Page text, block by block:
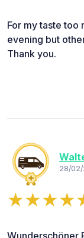
For my taste too
evening but
Thank you.
28/
Wunderschöner